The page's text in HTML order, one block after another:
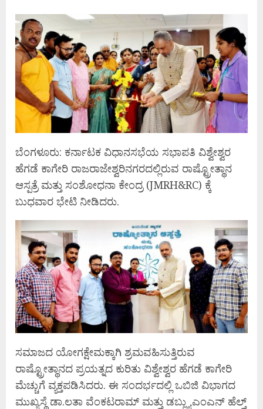
ಬೆಂಗಳೂರು: ಕರ್ನಾಟಕ ವಿಧಾನಸಭೆಯ ಸಭಾಪತಿ ವಿಶ್ವೇಶ್ವರ
ಹೆಗಡೆ ಕಾಗೇರಿ ರಾಜರಾಜೇಶ್ವರಿನಗರದಲ್ಲಿರುವ ರಾಷ್ಟ್ರೋತ್ಥಾನ
ಆಸ್ಪತ್ರೆ ಮತ್ತು ಸಂಶೋಧನಾ ಕೇಂದ್ರ (JMRH&RC) ಕ್ಕೆ
ಬುಧವಾರ ಭೇಟಿ ನೀಡಿದರು‌.
ಸಮಾಜದ ಯೋಗಕ್ಷೇಮಕ್ಕಾಗಿ ಶ್ರಮವಹಿಸುತ್ತಿರುವ
ರಾಷ್ಟ್ರೋತ್ಥಾನದ ಪ್ರಯತ್ನದ ಕುರಿತು ವಿಶ್ವೇಶ್ವರ ಹೆಗಡೆ ಕಾಗೇರಿ
ಮೆಚ್ಚುಗೆ ವ್ಯಕ್ತಪಡಿಸಿದರು‌. ಈ ಸಂದರ್ಭದಲ್ಲಿ ಒಬಿಜಿ ವಿಭಾಗದ
ಮುಖ್ಯಸ್ಥೆ ಡಾ.ಲತಾ ವೆಂಕಟರಾಮ್ ಮತ್ತು ಡಬ್ಲ್ಯುಎಂಎನ್ ಹೆಲ್ತ್